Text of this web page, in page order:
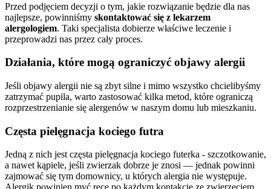
Przed podjęciem decyzji o tym, jakie rozwiązanie będzie dla nas
najlepsze, powinniśmy skontaktować się z lekarzem
alergologiem. Taki specjalista dobierze właściwe leczenie i
przeprowadzi nas przez cały proces.
Działania, które mogą ograniczyć objawy alergii
Jeśli objawy alergii nie są zbyt silne i mimo wszystko chcielibyśmy
zatrzymać pupila, warto zastosować kilka metod, które ograniczą
rozprzestrzenianie się alergenów w naszym domu lub mieszkaniu.
Częsta pielęgnacja kociego futra
Jedną z nich jest częsta pielęgnacja kociego futerka - szczotkowanie,
a nawet kąpiele, jeśli zwierzak dobrze je znosi — jednak powinni
zajmować się tym domownicy, u których alergia nie występuje.